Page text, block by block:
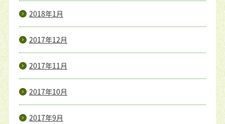
2018年1月
2017年12月
2017年11月
2017年10月
2017年9月